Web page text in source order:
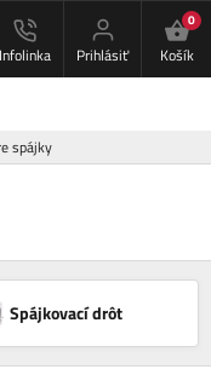
Infolinka Prihlásiť
0
Košík
spájky
Spájkovací drôt